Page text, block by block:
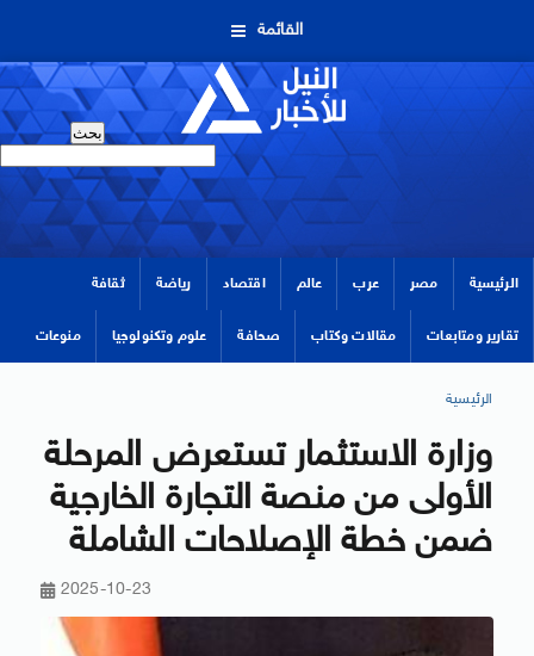
القائمة
الرئيسية مصر عرب عالم اقتصاد رياضة ثقافة
تقارير ومتابعات مقالات وكتاب صحافة علوم وتكنولوجيا منوعات
الرئيسية
وزارة الاستثمار تستعرض المرحلة
الأولى من منصة التجارة الخارجية
ضمن خطة الإصلاحات الشاملة
2025-10-23